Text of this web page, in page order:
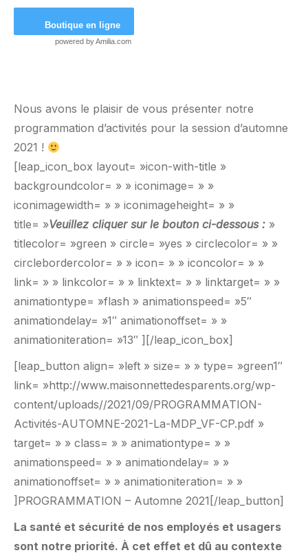
Boutique en ligne
powered byAmilia.com
Nous avons le plaisir de vous présenter notre
programmation d’activités pour la session d’automne
2021 !
[leap_icon_box layout= »icon-with-title »
backgroundcolor= » » iconimage= » »
iconimagewidth= » » iconimageheight= » »
title= »Veuillez cliquer sur le bouton ci-dessous : »
titlecolor= »green » circle= »yes » circlecolor= » »
circlebordercolor= » » icon= » » iconcolor= » »
link= » » linkcolor= » » linktext= » » linktarget= » »
animationtype= »flash » animationspeed= »5″
animationdelay= »1″ animationoffset= » »
animationiteration= »13″ ][/leap_icon_box]
[leap_button align= »left » size= » » type= »green1″
link= »http://www.maisonnettedesparents.org/wp-
content/uploads//2021/09/PROGRAMMATION-
Activités-AUTOMNE-2021-La-MDP_VF-CP.pdf »
target= » » class= » » animationtype= » »
animationspeed= » » animationdelay= » »
animationoffset= » » animationiteration= » »
]PROGRAMMATION – Automne 2021[/leap_button]
La santé et sécurité de nos employés et usagers
sont notre priorité. À cet effet et dû au contexte